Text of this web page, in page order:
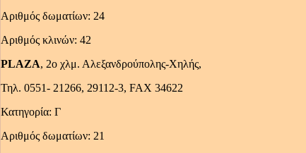
Αριθμός δωματίων: 24
Αριθμός κλινών: 42
PLAZA, 2ο χλμ. Αλεξανδρούπολης-Χηλής,
Τηλ. 0551- 21266, 29112-3, FAX 34622
Κατηγορία: Γ
Αριθμός δωματίων: 21